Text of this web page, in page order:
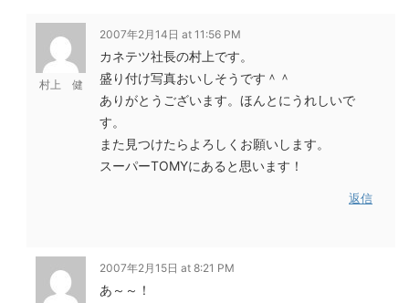
村上 健
2007年2月14日 at 11:56 PM
カネテツ社長の村上です。
盛り付け写真おいしそうです＾＾
ありがとうございます。ほんとにうれしいで
す。
また見つけたらよろしくお願いします。
スーパーTOMYにあると思います！
返信
2007年2月15日 at 8:21 PM
あ～～！